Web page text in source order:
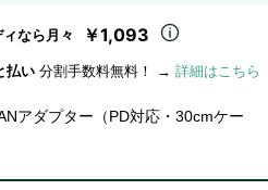
なら月々 ￥1,093
払い 分割手数料無料！ → 詳細はこちら
アダプター（PD対応・30cmケー